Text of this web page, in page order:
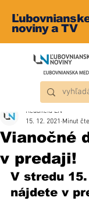
noviny a TV
Vianočné
v predaji!
Redakcia ĽN
15. 12. 2021 Minut
V stredu
nájdete v